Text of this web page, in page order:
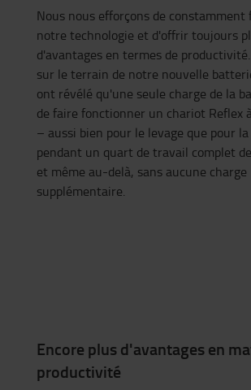
Nous nous efforçons de constamment
notre technologie et d'offrir toujours
d'avantages en termes de
sur le terrain de notre nouvelle
ont révélé qu'une seule charge de la
de faire fonctionner un chariot Reflex
– aussi bien pour le levage que pour
pendant un quart de travail complet
et même au-delà, sans aucune charge
supplémentaire.
Encore plus d'avantages en
productivité